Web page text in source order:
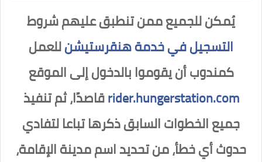
يُمكن للجميع ممن تنطبق عليهم شروط
التسجيل في خدمة هنقرستيشنللعمل
كمندوب أن يقوموا بالدخول إلى الموقع
rider.hungerstation.comقاصدًا، ثم تنفيذ
جميع الخطوات السابق ذكرها تباعا لتفادي
حدوث أي خطأ، من تحديد اسم مدينة الإقامة،